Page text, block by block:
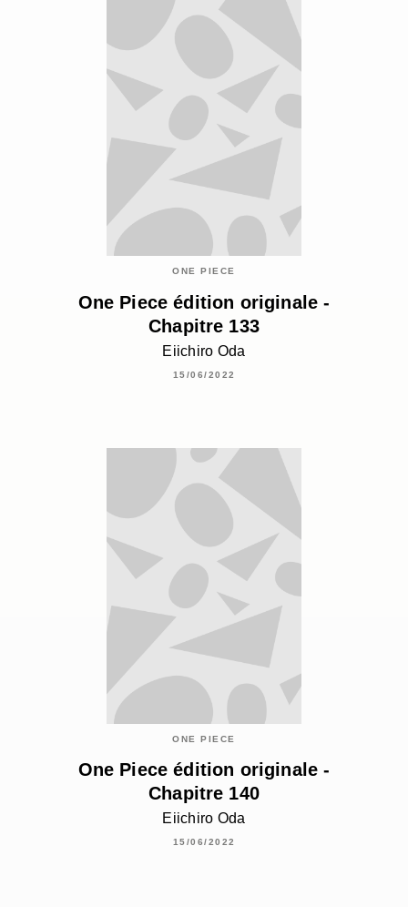
ONE PIECE
One Piece édition originale -
Chapitre 133
Eiichiro Oda
15/06/2022
ONE PIECE
One Piece édition originale -
Chapitre 140
Eiichiro Oda
15/06/2022